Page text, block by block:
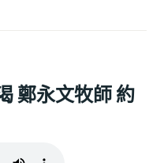
鄭永文牧師 約